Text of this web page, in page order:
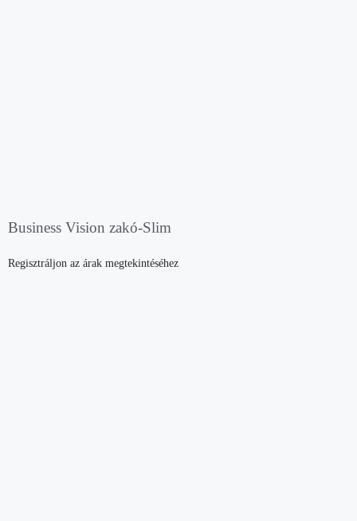
Business Vision zakó-Slim
Regisztráljon az árak megtekintéséhez